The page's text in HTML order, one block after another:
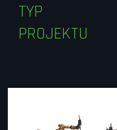
TYP
PROJEKTU